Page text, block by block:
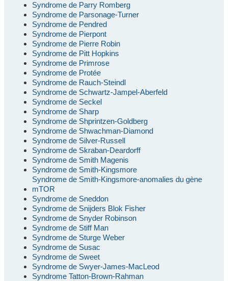
Syndrome de Parry Romberg
Syndrome de Parsonage-Turner
Syndrome de Pendred
Syndrome de Pierpont
Syndrome de Pierre Robin
Syndrome de Pitt Hopkins
Syndrome de Primrose
Syndrome de Protée
Syndrome de Rauch-Steindl
Syndrome de Schwartz-Jampel-Aberfeld
Syndrome de Seckel
Syndrome de Sharp
Syndrome de Shprintzen-Goldberg
Syndrome de Shwachman-Diamond
Syndrome de Silver-Russell
Syndrome de Skraban-Deardorff
Syndrome de Smith Magenis
Syndrome de Smith-Kingsmore
Syndrome de Smith-Kingsmore-anomalies du gène
mTOR
Syndrome de Sneddon
Syndrome de Snijders Blok Fisher
Syndrome de Snyder Robinson
Syndrome de Stiff Man
Syndrome de Sturge Weber
Syndrome de Susac
Syndrome de Sweet
Syndrome de Swyer-James-MacLeod
Syndrome Tatton-Brown-Rahman